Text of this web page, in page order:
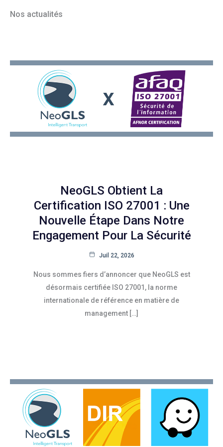
Nos actualités
NeoGLS Obtient La
Certification ISO 27001 : Une
Nouvelle Étape Dans Notre
Engagement Pour La Sécurité
Juil 22, 2026
Nous sommes fiers d’annoncer que NeoGLS est
désormais certifiée ISO 27001, la norme
internationale de référence en matière de
management […]